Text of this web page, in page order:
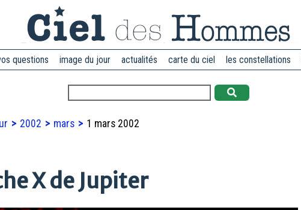
questions image du jour actualités carte du ciel les constellations
2002 mars 1 mars 2002
X de Jupiter